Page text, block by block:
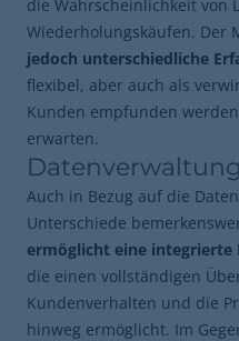
die Wahrscheinlichkeit von
Wiederholungskäufen. Der
jedoch unterschiedliche
flexibel, aber auch als
Kunden empfunden
erwarten.
Auch in Bezug auf die
Unterschiede
ermöglicht eine integrierte
die einen vollständigen
Kundenverhalten und die
hinweg ermöglicht. Im